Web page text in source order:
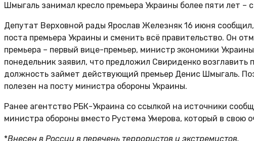
Шмыгаль занимал кресло премьера Украины более пяти лет –
Депутат Верховной рады Ярослав Железняк 16 июня
поста премьера Украины и сменить всё правительство. Он
премьера – первый вице-премьер, министр экономики
понедельник заявил, что предложил Свириденко возглавить
должность займет действующий премьер Денис Шмыгаль.
полезен на посту министра обороны Украины.
Ранее агентство РБК-Украина со ссылкой на источники
министра обороны вместо Рустема Умерова, который в свою
*Внесен в России в перечень террористов и экстремистов.